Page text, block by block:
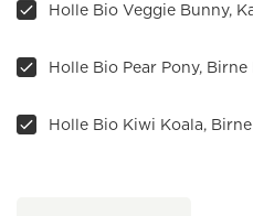
Holle Bio Pear Pony,
Holle Bio Kiwi Koala,